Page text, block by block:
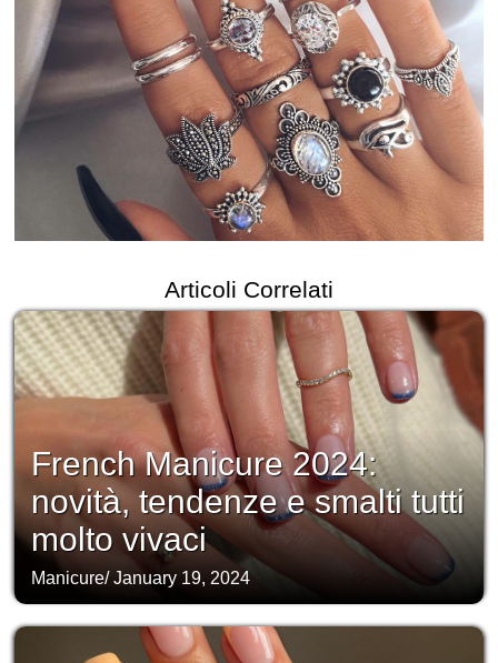
Articoli Correlati
French Manicure 2024:
novità, tendenze e smalti tutti
molto vivaci
Manicure/January 19, 2024